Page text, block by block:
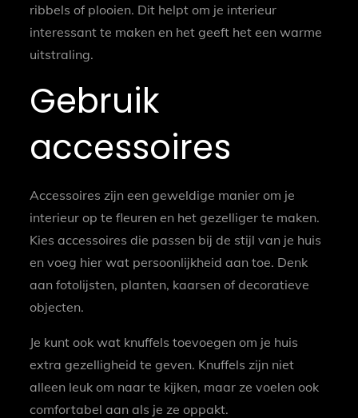
ribbels of plooien. Dit helpt om je interieur
interessant te maken en het geeft het een warme
uitstraling.
Gebruik
accessoires
Accessoires zijn een geweldige manier om je
interieur op te fleuren en het gezelliger te maken.
Kies accessoires die passen bij de stijl van je huis
en voeg hier wat persoonlijkheid aan toe. Denk
aan fotolijsten, planten, kaarsen of decoratieve
objecten.
Je kunt ook wat knuffels toevoegen om je huis
extra gezelligheid te geven. Knuffels zijn niet
alleen leuk om naar te kijken, maar ze voelen ook
comfortabel aan als je ze oppakt.